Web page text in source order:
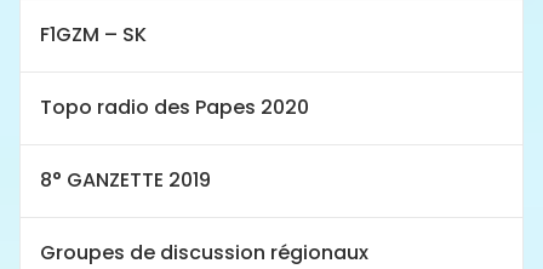
F1GZM – SK
Topo radio des Papes 2020
8° GANZETTE 2019
Groupes de discussion régionaux